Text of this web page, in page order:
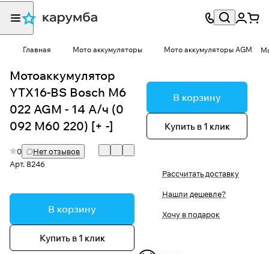
Главная Мото аккумуляторы Мото аккумуляторы AGM
Мотоаккумулятор
YTX16-BS Bosch M6
022 AGM - 14 А/ч (0
092 M60 220) [+ -]
0
Нет отзывов
Арт.8246
В корзину
Купить в 1 клик
В корзину
Купить в 1 клик
Рассчитать доставку
Нашли дешевле?
Хочу в подарок